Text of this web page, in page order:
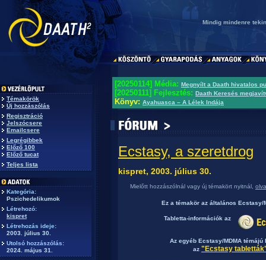
Mindig mindenre
Témakörök
Új hozzászólás
Regisztráció
Jelszócsere
Emailcsere
Legrégibbek
Előző 100
Előző tucat
Teljes lista
Kategória:
Pszichedelikumok
Létrehozó:
kispret
Létrehozás ideje:
2003. július 30.
Utolsó hozzászólás:
2024. május 31.
[20250114] Média: Megnyílt a Daath hivatalos
[20250111] Fejlesztés: Daath Keresés
Könyv: Ayahuasca – A Lélek Indája
Ecstasy, a szeretdrog
kispret, 2003. július 30.
Mielőtt hozzászólnál vagy új témakört nyitnál,
Ez a témakör az általános Ecstasy/
Tabletta-információk az
Az egyéb Ecstasy/MDMA
az "Ecstasy